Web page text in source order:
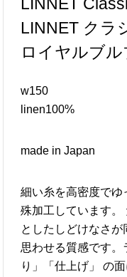
LINNET
LINNET ク
ロイヤルブル
w150
linen100%
made in Japan
細い糸を高密度で
殊加工しています。
としたしどけなさ
思わせる質感です
り」「仕上げ」 の